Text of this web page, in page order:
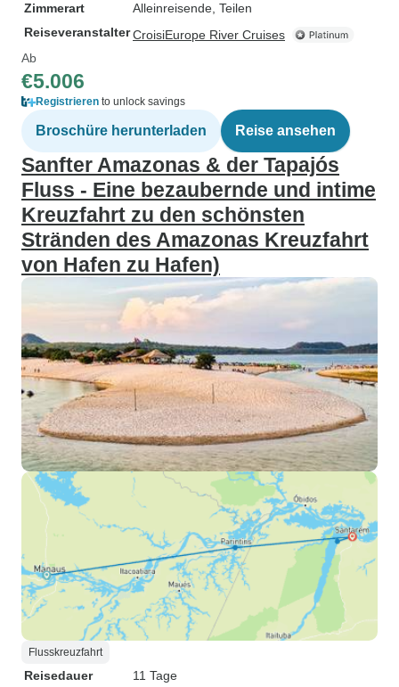
Zimmerart
Alleinreisende, Teilen
ReiseveranstalterCroisiEurope River Cruises
Ab
€5.006
Registrieren to unlock savings
Broschüre herunterladen Reise ansehen
Sanfter Amazonas & der Tapajós
Fluss - Eine bezaubernde und intime
Kreuzfahrt zu den schönsten
Stränden des Amazonas Kreuzfahrt
von Hafen zu Hafen)
Flusskreuzfahrt
Reisedauer
11 Tage